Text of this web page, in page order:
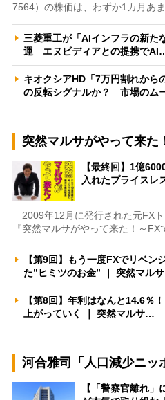
7564）の株価は、わずか1カ月あ
三菱重工が「AIインフラの新た
運 エヌビディアとの提携で
キオクシアHD「7万円割れから
の反転シグナルか？ 市場のム
突然マルサがやって来た
【最終回】1億
入れたプライスレ
2009年12月に発行された元FX
『突然マルサがやって来た！～FX
【第9回】もう一度FXでリベ
た”ヒミツのお金” ｜ 突然マル
【第8回】年利はなんと14.6
上がっていく ｜ 突然マルサ…
河合雅司「人口減少ニッ
【「警察官離れ